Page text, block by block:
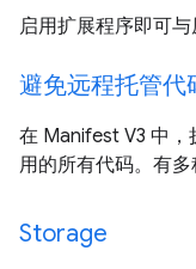
启用扩展程序即可与
避免远程托管代
在 Manifest V3 中，
用的所有代码。有多
Storage